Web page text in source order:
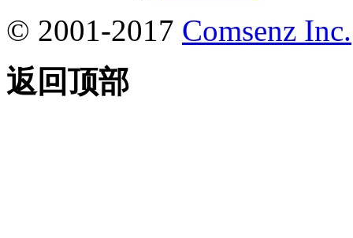
© 2001-2017 Comsenz Inc.
返回顶部